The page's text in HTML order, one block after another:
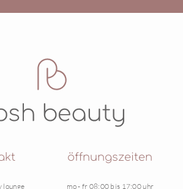
lounge
öffnungszeiten
mo - fr 08:00 bis 17:00 uhr